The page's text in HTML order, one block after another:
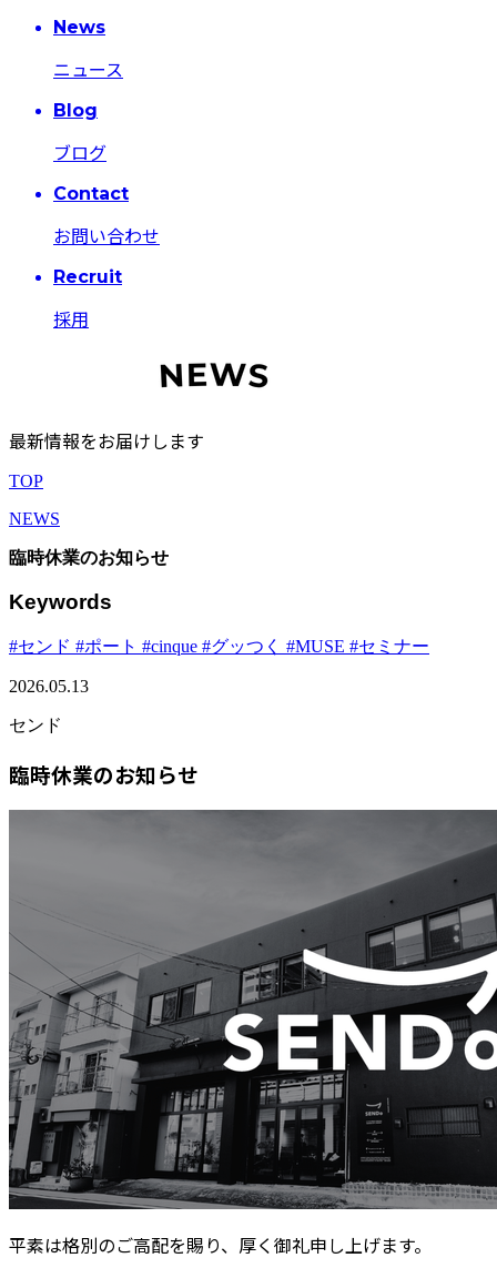
News
ニュース
Blog
ブログ
Contact
お問い合わせ
Recruit
採用
最新情報をお届けします
TOP
NEWS
臨時休業のお知らせ
Keywords
#センド #ポート #cinque #グッつく #MUSE #セミナー
2026.05.13
センド
臨時休業のお知らせ
平素は格別のご高配を賜り、厚く御礼申し上げます。